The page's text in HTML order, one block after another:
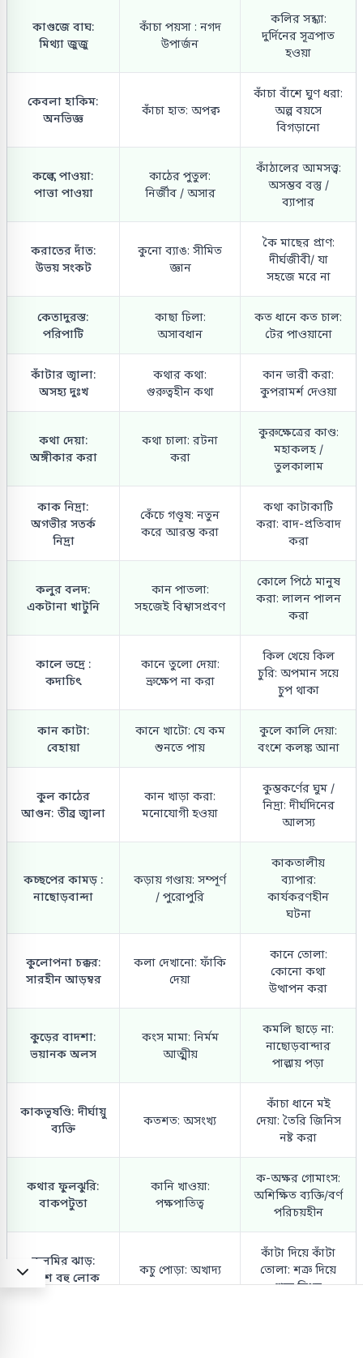
কাগুজে বাঘ:
মিথ্যা জুজু
কাঁচা পয়সা : নগদ
উপার্জন
কলির সন্ধ্যা:
দুর্দিনের সূত্রপাত
হওয়া
কেবলা হাকিম:
অনভিজ্ঞ
কাঁচা হাত: অপক্ব
কাঁচা বাঁশে ঘুণ ধরা:
অল্প বয়সে
বিগড়ানো
কল্কে পাওয়া:
পাত্তা পাওয়া
কাঠের পুতুল:
নির্জীব / অসার
কাঁঠালের আমসত্ত্ব:
অসম্ভব বস্তু /
ব্যাপার
করাতের দাঁত:
উভয় সংকট
কুনো ব্যাঙ: সীমিত
জ্ঞান
কৈ মাছের প্রাণ:
দীর্ঘজীবী/ যা
সহজে মরে না
কেতাদুরস্ত:
পরিপাটি
কাছা ঢিলা:
অসাবধান
কত ধানে কত চাল:
টের পাওয়ানো
কাঁটার জ্বালা:
অসহ্য দুঃখ
কথার কথা:
গুরুত্বহীন কথা
কান ভারী করা:
কুপরামর্শ দেওয়া
কথা দেয়া:
অঙ্গীকার করা
কথা চালা: রটনা
করা
কুরুক্ষেত্রের কাণ্ড:
মহাকলহ /
তুলকালাম
কাক নিদ্রা:
অগভীর সতর্ক
নিদ্রা
কেঁচে গণ্ডূষ: নতুন
করে আরম্ভ করা
কথা কাটাকাটি
করা: বাদ-প্রতিবাদ
করা
কলুর বলদ:
একটানা খাটুনি
কান পাতলা:
সহজেই বিশ্বাসপ্রবণ
কোলে পিঠে মানুষ
করা: লালন পালন
করা
কালে ভদ্রে :
কদাচিৎ
কানে তুলো দেয়া:
ভ্রুক্ষেপ না করা
কিল খেয়ে কিল
চুরি: অপমান সয়ে
চুপ থাকা
কান কাটা:
বেহায়া
কানে খাটো: যে কম
শুনতে পায়
কুলে কালি দেয়া:
বংশে কলঙ্ক আনা
কুল কাঠের
আগুন: তীব্র জ্বালা
কান খাড়া করা:
মনোযোগী হওয়া
কুম্ভকর্ণের ঘুম /
নিদ্রা: দীর্ঘদিনের
আলস্য
কচ্ছপের কামড় :
নাছোড়বান্দা
কড়ায় গণ্ডায়: সম্পূর্ণ
/ পুরোপুরি
কাকতালীয়
ব্যাপার:
কার্যকরণহীন
ঘটনা
কুলোপনা চক্কর:
সারহীন আড়ম্বর
কলা দেখানো: ফাঁকি
দেয়া
কানে তোলা:
কোনো কথা
উত্থাপন করা
কুড়ের বাদশা:
ভয়ানক অলস
কংস মামা: নির্মম
আত্মীয়
কমলি ছাড়ে না:
নাছোড়বান্দার
পাল্লায় পড়া
কাকভূষণ্ডি: দীর্ঘায়ু
ব্যক্তি
কতশত: অসংখ্য
কাঁচা ধানে মই
দেয়া: তৈরি জিনিস
নষ্ট করা
কথার ফুলঝুরি:
বাকপটুতা
কানি খাওয়া:
পক্ষপাতিত্ব
ক-অক্ষর গোমাংস:
অশিক্ষিত ব্যক্তি/বর্ণ
পরিচয়হীন
কলমির ঝাড়:
বংশে বহু লোক
কচু পোড়া: অখাদ্য
কাঁটা দিয়ে কাঁটা
তোলা: শত্রু দিয়ে
শত্রু নিধন